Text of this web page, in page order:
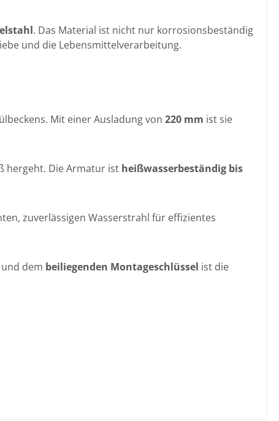
. Das Material ist nicht nur korrosionsbeständig
und die Lebensmittelverarbeitung.
Mit einer Ausladung von 220 mm ist sie
hergeht. Die Armatur ist heißwasserbeständig bis
zuverlässigen Wasserstrahl für effizientes
dem beiliegenden Montageschlüssel ist die